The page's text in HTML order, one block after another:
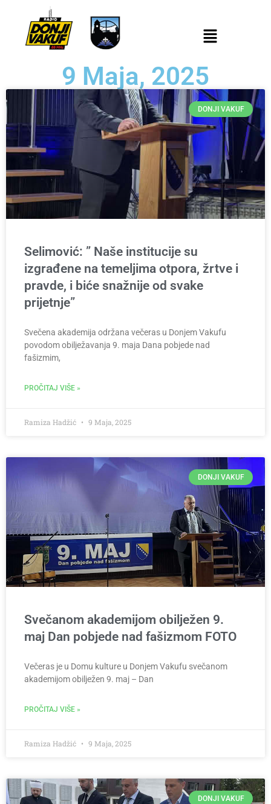
9 Maja, 2025
DONJI VAKUF
Selimović: ” Naše institucije su
izgrađene na temeljima otpora, žrtve i
pravde, i biće snažnije od svake
prijetnje”
Svečena akademija održana večeras u Donjem Vakufu
povodom obilježavanja 9. maja Dana pobjede nad
fašizmim,
PROČITAJ VIŠE »
Ramiza Hadžić 9 Maja, 2025
DONJI VAKUF
Svečanom akademijom obilježen 9.
maj Dan pobjede nad fašizmom FOTO
Večeras je u Domu kulture u Donjem Vakufu svečanom
akademijom obilježen 9. maj – Dan
PROČITAJ VIŠE »
Ramiza Hadžić 9 Maja, 2025
DONJI VAKUF